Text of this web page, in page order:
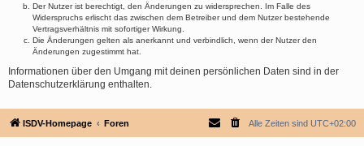
Der Nutzer ist berechtigt, den Änderungen zu widersprechen. Im Falle des
Widerspruchs erlischt das zwischen dem Betreiber und dem Nutzer bestehende
Vertragsverhältnis mit sofortiger Wirkung.
Die Änderungen gelten als anerkannt und verbindlich, wenn der Nutzer den
Änderungen zugestimmt hat.
Informationen über den Umgang mit deinen persönlichen Daten sind in der
Datenschutzerklärung enthalten.
ISDV-Homepage Foren Alle Zeiten sind UTC+02:00